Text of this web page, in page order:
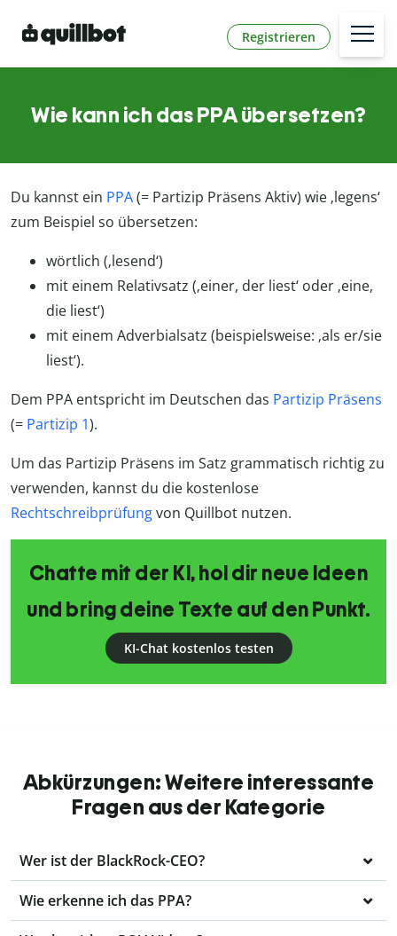
Registrieren
Wie kann ich das PPA übersetzen?
Du kannst ein PPA(= Partizip Präsens Aktiv) wie ‚legens‘
zum Beispiel so übersetzen:
wörtlich (‚lesend‘)
mit einem Relativsatz (‚einer, der liest‘ oder ‚eine,
die liest‘)
mit einem Adverbialsatz (beispielsweise: ‚als er/sie
liest‘).
Dem PPA entspricht im Deutschen das Partizip Präsens
(= Partizip 1).
Um das Partizip Präsens im Satz grammatisch richtig zu
verwenden, kannst du die kostenlose
Rechtschreibprüfungvon Quillbot nutzen.
Chatte mit der KI, hol dir neue Ideen
und bring deine Texte auf den Punkt.
KI-Chat kostenlos testen
Abkürzungen: Weitere interessante
Fragen aus der Kategorie
Wer ist der BlackRock-CEO?
Wie erkenne ich das PPA?